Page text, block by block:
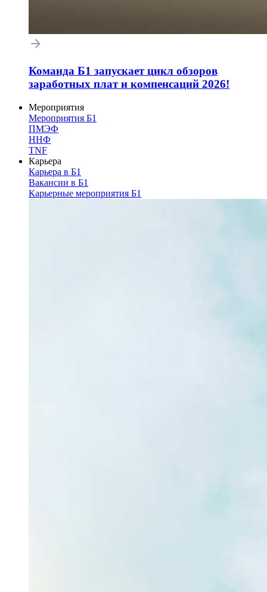
Команда Б1 запускает цикл обзоров
заработных плат и компенсаций 2026!
Мероприятия
Мероприятия Б1
ПМЭФ
ННФ
TNF
Карьера
Карьера в Б1
Вакансии в Б1
Карьерные мероприятия Б1